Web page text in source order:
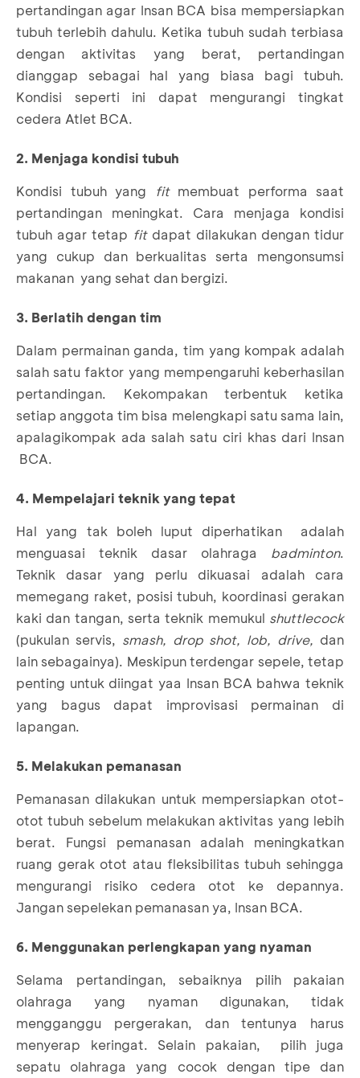
pertandingan agar Insan BCA bisa mempersiapkan
tubuh terlebih dahulu. Ketika tubuh sudah terbiasa
dengan aktivitas yang berat, pertandingan
dianggap sebagai hal yang biasa bagi tubuh.
Kondisi seperti ini dapat mengurangi tingkat
cedera Atlet BCA.
2. Menjaga kondisi tubuh
Kondisi tubuh yang
fitmembuat performa saat
pertandingan meningkat. Cara menjaga kondisi
tubuh agar tetap fitdapat dilakukan dengan tidur
yang cukup dan berkualitas serta mengonsumsi
makanan yang sehat dan bergizi.
3. Berlatih dengan tim
Dalam permainan ganda, tim yang kompak adalah
salah satu faktor yang mempengaruhi keberhasilan
pertandingan. Kekompakan terbentuk ketika
setiap anggota tim bisa melengkapi satu sama lain,
apalagikompak ada salah satu ciri khas dari Insan
BCA.
4. Mempelajari teknik yang tepat
Hal yang tak boleh luput diperhatikan adalah
menguasai teknik dasar olahraga badminton.
Teknik dasar yang perlu dikuasai adalah cara
memegang raket, posisi tubuh, koordinasi gerakan
kaki dan tangan, serta teknik memukul shuttlecock
(pukulan servis, smash, drop shot, lob, drive, dan
lain sebagainya). Meskipun terdengar sepele, tetap
penting untuk diingat yaa Insan BCA bahwa teknik
yang bagus dapat improvisasi permainan di
lapangan.
5. Melakukan pemanasan
Pemanasan dilakukan untuk mempersiapkan otot-
otot tubuh sebelum melakukan aktivitas yang lebih
berat. Fungsi pemanasan adalah meningkatkan
ruang gerak otot atau fleksibilitas tubuh sehingga
mengurangi risiko cedera otot ke depannya.
Jangan sepelekan pemanasan ya, Insan BCA.
6. Menggunakan perlengkapan yang nyaman
Selama pertandingan, sebaiknya pilih pakaian
olahraga yang nyaman digunakan, tidak
mengganggu pergerakan, dan tentunya harus
menyerap keringat. Selain pakaian, pilih juga
sepatu olahraga yang cocok dengan tipe dan